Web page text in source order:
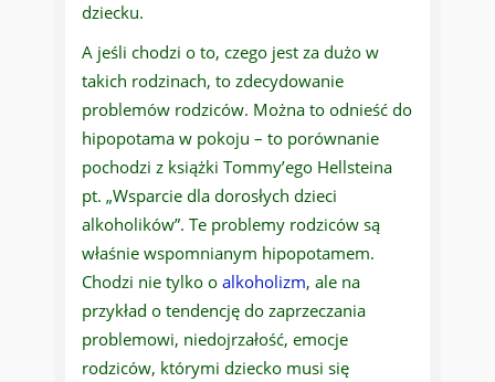
dziecku.
A jeśli chodzi o to, czego jest za dużo w
takich rodzinach, to zdecydowanie
problemów rodziców. Można to odnieść do
hipopotama w pokoju – to porównanie
pochodzi z książki Tommy’ego Hellsteina
pt. „Wsparcie dla dorosłych dzieci
alkoholików”. Te problemy rodziców są
właśnie wspomnianym hipopotamem.
Chodzi nie tylko o alkoholizm, ale na
przykład o tendencję do zaprzeczania
problemowi, niedojrzałość, emocje
rodziców, którymi dziecko musi się